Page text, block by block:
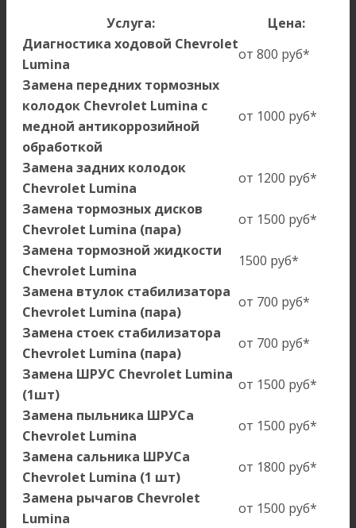
Услуга:
Цена:
Диагностика ходовой Chevrolet
Lumina
от 800 руб*
Замена передних тормозных
колодок Chevrolet Lumina с
медной антикоррозийной
обработкой
от 1000 руб*
Замена задних колодок
Chevrolet Lumina
от 1200 руб*
Замена тормозных дисков
Chevrolet Lumina (пара)
от 1500 руб*
Замена тормозной жидкости
Chevrolet Lumina
1500 руб*
Замена втулок стабилизатора
Chevrolet Lumina (пара)
от 700 руб*
Замена стоек стабилизатора
Chevrolet Lumina (пара)
от 700 руб*
Замена ШРУС Chevrolet Lumina
(1шт)
от 1500 руб*
Замена пыльника ШРУСа
Chevrolet Lumina
от 1500 руб*
Замена сальника ШРУСа
Chevrolet Lumina (1 шт)
от 1800 руб*
Замена рычагов Chevrolet
Lumina
от 1500 руб*